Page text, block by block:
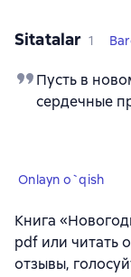
Sitatalar 1
Пусть в
сердечные
Onlayn o`qish
Книга
pdf или читать
отзывы,